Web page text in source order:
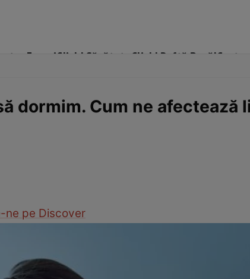
FemeiClick! Sănătate Click! Poftă Bună!
dormim. Cum ne afectează
ne pe Discover